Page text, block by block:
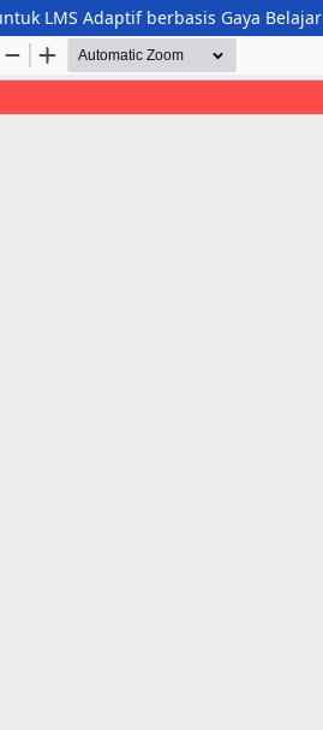
LMS Adaptif berbasis Gaya Belajar